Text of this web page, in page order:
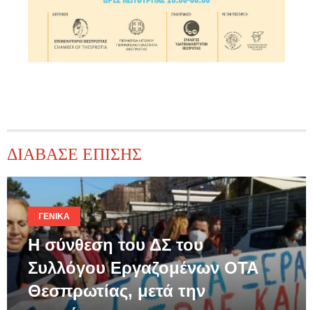
ΔΙΑΒΑΣΕ ΕΠΙΣΗΣ
ΓΕΝΙΚΆ
Η σύνθεση του ΔΣ του
Συλλόγου Εργαζομένων ΟΤΑ
Θεσπρωτίας, μετά την